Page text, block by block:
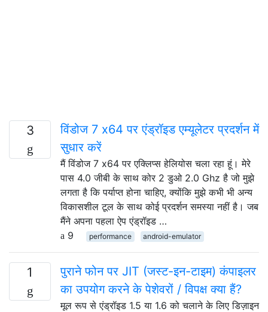
3
विंडोज 7 x64 पर एंड्रॉइड एम्यूलेटर प्रदर्शन में
सुधार करें
मैं विंडोज 7 x64 पर एक्लिप्स हेलियोस चला रहा हूं। मेरे
पास 4.0 जीबी के साथ कोर 2 डुओ 2.0 Ghz है जो मुझे
लगता है कि पर्याप्त होना चाहिए, क्योंकि मुझे कभी भी अन्य
विकासशील टूल के साथ कोई प्रदर्शन समस्या नहीं है। जब
मैंने अपना पहला ऐप एंड्रॉइड …
9
performance android-emulator
1
पुराने फोन पर JIT (जस्ट-इन-टाइम) कंपाइलर
का उपयोग करने के पेशेवरों / विपक्ष क्या हैं?
मूल रूप से एंड्रॉइड 1.5 या 1.6 को चलाने के लिए डिज़ाइन